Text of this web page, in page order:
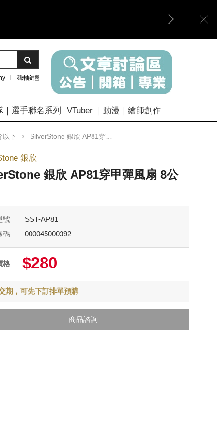
磁軸鍵盤
｜選手聯名系列 VTuber ｜動漫｜繪師創作
以下 SilverStone 銀欣 AP81穿甲彈風扇 8公分
銀欣
銀欣 AP81穿甲彈風扇 8公
號
SST-AP81
碼
000045000392
格 $280
期，可先下訂排單預購
商品諮詢